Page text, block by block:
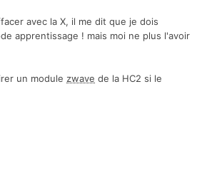
avec la X, il me dit que je dois
apprentissage ! mais moi ne plus l'avoir
un module zwave de la HC2 si le